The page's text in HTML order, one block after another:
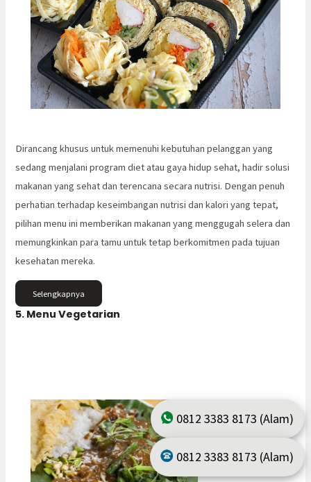
Dirancang khusus untuk memenuhi kebutuhan pelanggan yang
sedang menjalani program diet atau gaya hidup sehat, hadir solusi
makanan yang sehat dan terencana secara nutrisi. Dengan penuh
perhatian terhadap keseimbangan nutrisi dan kalori yang tepat,
pilihan menu ini memberikan makanan yang menggugah selera dan
memungkinkan para tamu untuk tetap berkomitmen pada tujuan
kesehatan mereka.
Selengkapnya
5. Menu Vegetarian
0812 3383 8173 (Alam)
0812 3383 8173 (Alam)